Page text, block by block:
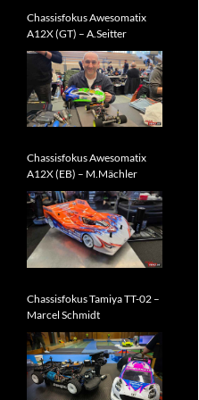
Chassisfokus Awesomatix
A12X (GT) – A.Seitter
Chassisfokus Awesomatix
A12X (EB) – M.Mächler
Chassisfokus Tamiya TT-02 –
Marcel Schmidt